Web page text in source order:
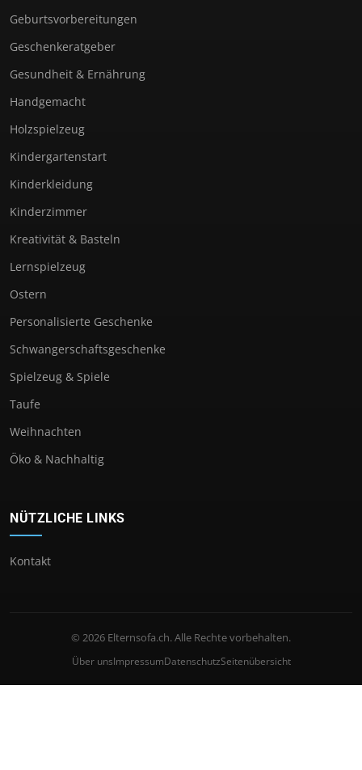
Geburtsvorbereitungen
Geschenkeratgeber
Gesundheit & Ernährung
Handgemacht
Holzspielzeug
Kindergartenstart
Kinderkleidung
Kinderzimmer
Kreativität & Basteln
Lernspielzeug
Ostern
Personalisierte Geschenke
Schwangerschaftsgeschenke
Spielzeug & Spiele
Taufe
Weihnachten
Öko & Nachhaltig
NÜTZLICHE LINKS
Kontakt
© 2026 Elternsofa.ch. Alle Rechte vorbehalten.
Über unsImpressumDatenschutzSeitenübersicht